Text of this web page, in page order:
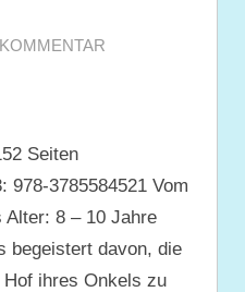
JULIA
KOMMENTAR
Seiten
978-3785584521 Vom
Alter: 8 – 10 Jahre
begeistert davon, die
ihres Onkels zu